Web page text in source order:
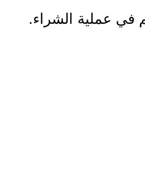
في عملية الشراء.